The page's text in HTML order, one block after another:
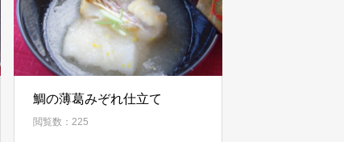
鯛の薄葛みぞれ仕立て
閲覧数：225